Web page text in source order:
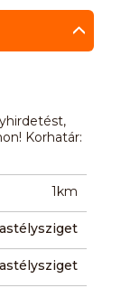
Korhatár:
1km